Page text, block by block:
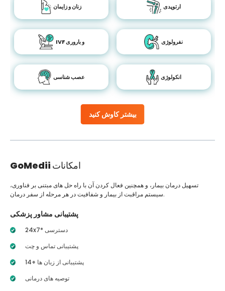
بیشتر کاوش کنید
زنان و زایمان ارتوپدی
IVF و باروری نفرولوژی
عصب شناسی انکولوژی
GoMedii امکانات
تسهیل درمان بیمار، و همچنین فعال کردن آن با راه حل های مبتنی بر فناوری،
سیستم مراقبت از بیمار و شفافیت در هر مرحله از سفر درمان.
پشتیبانی مشاور پزشکی
24x7* دسترسی
پشتیبانی تماس و چت
14+ پشتیبانی از زبان ها
توصیه های درمانی